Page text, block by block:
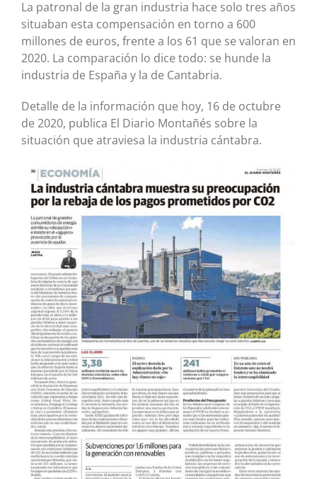
La patronal de la gran industria hace solo tres años
situaban esta compensación en torno a 600
millones de euros, frente a los 61 que se valoran en
2020. La comparación lo dice todo: se hunde la
industria de España y la de Cantabria.
Detalle de la información que hoy, 16 de octubre
de 2020, publica El Diario Montañés sobre la
situación que atraviesa la industria cántabra.